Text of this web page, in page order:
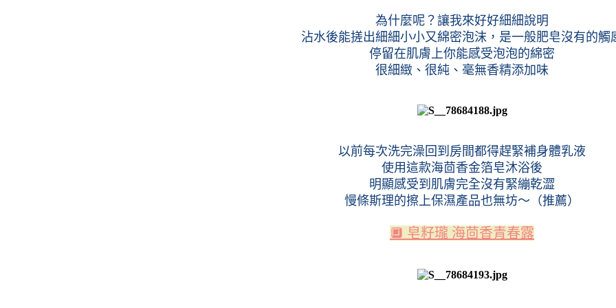
為什麼呢？讓我來好好細細說明
沾水後能搓出細細小小又綿密泡沫，是一般肥皂沒有的觸
停留在肌膚上你能感受泡泡的綿密
很細緻、很純、毫無香精添加味
以前每次洗完澡回到房間都得趕緊補身體乳液
使用這款海茴香金箔皂沐浴後
明顯感受到肌膚完全沒有緊繃乾澀
慢條斯理的擦上保濕產品也無坊～（推薦）
🔲 皂籽瓏 海茴香青春露